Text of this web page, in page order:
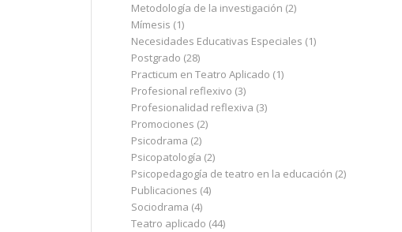
Metodología de la investigación (2)
Mímesis (1)
Necesidades Educativas Especiales (1)
Postgrado (28)
Practicum en Teatro Aplicado (1)
Profesional reflexivo (3)
Profesionalidad reflexiva (3)
Promociones (2)
Psicodrama (2)
Psicopatología (2)
Psicopedagogía de teatro en la educación (2)
Publicaciones (4)
Sociodrama (4)
Teatro aplicado (44)